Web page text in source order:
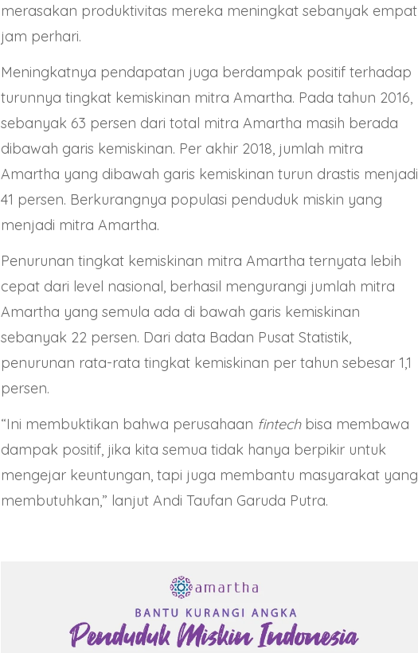
merasakan produktivitas mereka meningkat sebanyak empat
jam perhari.
Meningkatnya pendapatan juga berdampak positif terhadap
turunnya tingkat kemiskinan mitra Amartha. Pada tahun 2016,
sebanyak 63 persen dari total mitra Amartha masih berada
dibawah garis kemiskinan. Per akhir 2018, jumlah mitra
Amartha yang dibawah garis kemiskinan turun drastis menjadi
41 persen. Berkurangnya populasi penduduk miskin yang
menjadi mitra Amartha.
Penurunan tingkat kemiskinan mitra Amartha ternyata lebih
cepat dari level nasional, berhasil mengurangi jumlah mitra
Amartha yang semula ada di bawah garis kemiskinan
sebanyak 22 persen. Dari data Badan Pusat Statistik,
penurunan rata-rata tingkat kemiskinan per tahun sebesar 1,1
persen.
“Ini membuktikan bahwa perusahaan fintechbisa membawa
dampak positif, jika kita semua tidak hanya berpikir untuk
mengejar keuntungan, tapi juga membantu masyarakat yang
membutuhkan,” lanjut Andi Taufan Garuda Putra.